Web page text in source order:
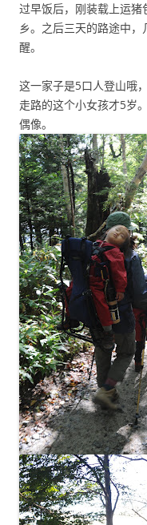
过早饭后，刚装载上运
乡。之后三天的路途中
醒。
这一家子是5口人登山哦
走路的这个小女孩才5岁
偶像。